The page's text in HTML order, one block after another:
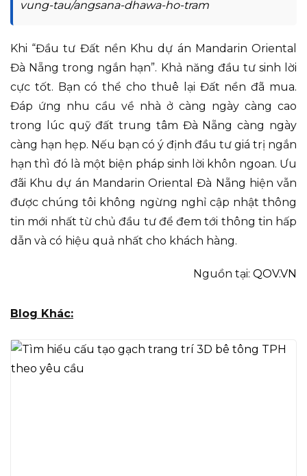
vung-tau/angsana-dhawa-ho-tram
Khi “Đầu tư Đất nền Khu dự án Mandarin Oriental
Đà Nẵng trong ngắn hạn”. Khả năng đầu tư sinh lời
cực tốt. Bạn có thể cho thuê lại Đất nền đã mua.
Đáp ứng nhu cầu về nhà ở càng ngày càng cao
trong lúc quỹ đất trung tâm Đà Nẵng càng ngày
càng hạn hẹp. Nếu bạn có ý định đầu tư giá trị ngắn
hạn thì đó là một biện pháp sinh lời khôn ngoan. Ưu
đãi Khu dự án Mandarin Oriental Đà Nẵng hiện vẫn
được chúng tôi không ngừng nghỉ cập nhật thông
tin mới nhất từ chủ đầu tư để đem tới thông tin hấp
dẫn và có hiệu quả nhất cho khách hàng.
Nguồn tại: QOV.VN
Blog Khác: